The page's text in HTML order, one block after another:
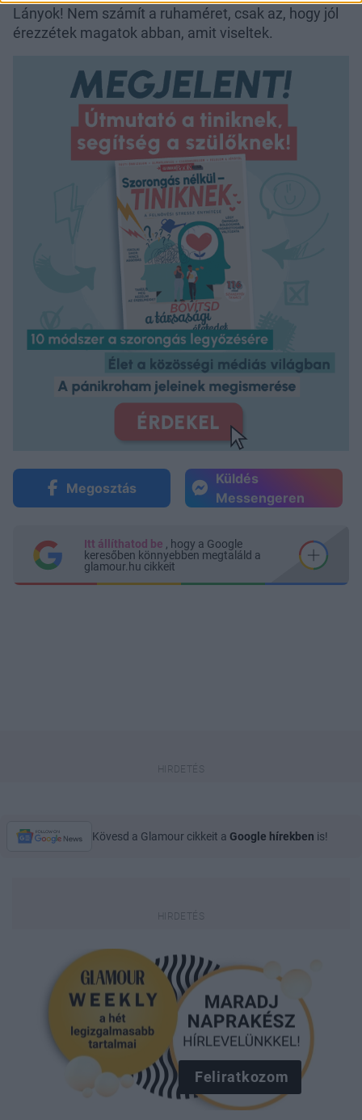
Lányok! Nem számít a ruhaméret, csak az, hogy jól
érezzétek magatok abban, amit viseltek.
Megosztás
Küldés
Messengeren
Itt állíthatod be , hogy a Google
keresőben könnyebben megtaláld a
glamour.hu cikkeit
Kövesd a Glamour cikkeit a Google hírekben is!
Feliratkozom